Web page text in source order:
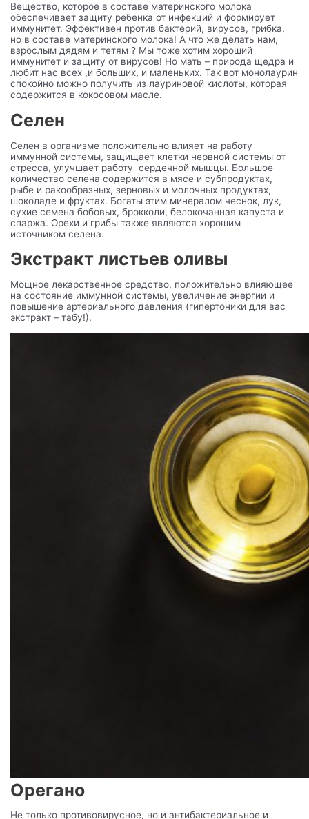
Вещество, которое в составе материнского молока
обеспечивает защиту ребенка от инфекций и формирует
иммунитет. Эффективен против бактерий, вирусов, грибка,
но в составе материнского молока! А что же делать нам,
взрослым дядям и тетям ? Мы тоже хотим хороший
иммунитет и защиту от вирусов! Но мать – природа щедра и
любит нас всех ,и больших, и маленьких. Так вот монолаурин
спокойно можно получить из лауриновой кислоты, которая
содержится в кокосовом масле.
Селен
Селен в организме положительно влияет на работу
иммунной системы, защищает клетки нервной системы от
стресса, улучшает работу сердечной мышцы. Большое
количество селена содержится в мясе и субпродуктах,
рыбе и ракообразных, зерновых и молочных продуктах,
шоколаде и фруктах. Богаты этим минералом чеснок, лук,
сухие семена бобовых, брокколи, белокочанная капуста и
спаржа. Орехи и грибы также являются хорошим
источником селена.
Экстракт листьев оливы
Мощное лекарственное средство, положительно влияющее
на состояние иммунной системы, увеличение энергии и
повышение артериального давления (гипертоники для вас
экстракт – табу!).
Орегано
Не только противовирусное, но и антибактериальное и